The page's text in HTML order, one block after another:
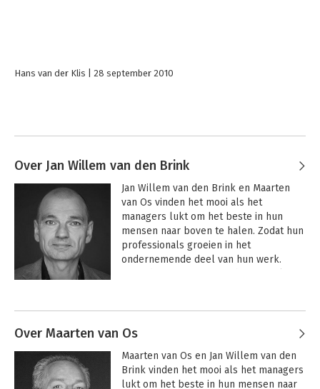
Hans van der Klis 28 september 2010
Over Jan Willem van den Brink
Jan Willem van den Brink en Maarten
van Os vinden het mooi als het
managers lukt om het beste in hun
mensen naar boven te halen. Zodat hun
professionals groeien in het
ondernemende deel van hun werk.
De afgelopen jaren mochten ze samen
duizenden inhoudelijk sterke
professionals en hun leiders helpen bij
Over Maarten van Os
Maarten van Os en Jan Willem van den
Brink vinden het mooi als het managers
lukt om het beste in hun mensen naar